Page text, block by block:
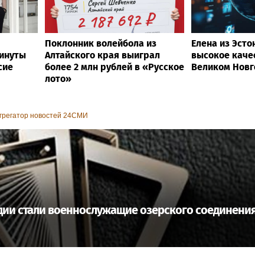
Поклонник волейбола из
Алтайского края выиграл
более 2 млн рублей в «Русское
лото»
Елена из
высокое
Великом
новостей 24СМИ
стали военнослужащие озерского